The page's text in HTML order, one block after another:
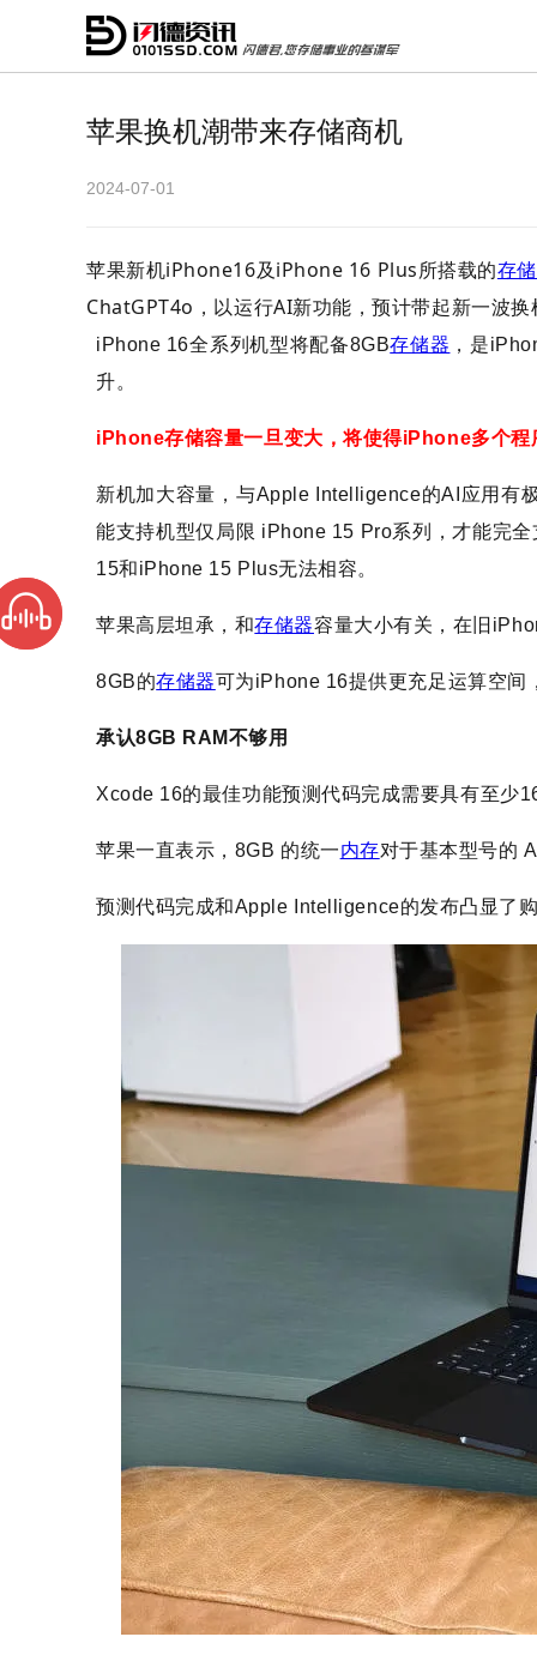
苹果换机潮带来存储商机
2024-07-01
苹果新机iPhone16及iPhone 16 Plus所搭载的存
ChatGPT4o，以运行AI新功能，预计带起新一波
iPhone 16全系列机型将配备8GB存储器 ，是
升。
iPhone存储容量一旦变大，将使得iPhone多个
新机加大容量，与Apple Intelligence的AI应用有
能支持机型仅局限 iPhone 15 Pro系列，才能完
15和iPhone 15 Plus无法相容。
苹果高层坦承，和存储器容量大小有关，在旧
8GB的存储器可为iPhone 16提供更充足运算空
承认8GB RAM不够用
Xcode 16的最佳功能预测代码完成需要具有至少
苹果一直表示，8GB 的统一内存对于基本型号的
预测代码完成和Apple Intelligence的发布凸显了